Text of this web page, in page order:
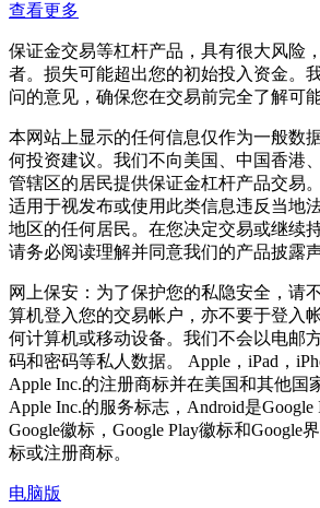
查看更多
保证金交易等杠杆产品，具有很大风险
者。损失可能超出您的初始投入资金。
问的意见，确保您在交易前完全了解可
本网站上显示的任何信息仅作为一般数
何投资建议。我们不向美国、中国香港
管辖区的居民提供保证金杠杆产品交易
适用于视发布或使用此类信息违反当地
地区的任何居民。在您决定交易或继续
请务必阅读理解并同意我们的产品披露
网上保安：为了保护您的私隐安全，请
算机登入您的交易帐户，亦不要于登入
何计算机或移动设备。我们不会以电邮
码和密码等私人数据。 Apple，iPad，
Apple Inc.的注册商标并在美国和其他国
Apple Inc.的服务标志，Android是Google
Google徽标，Google Play徽标和Google
标或注册商标。
电脑版